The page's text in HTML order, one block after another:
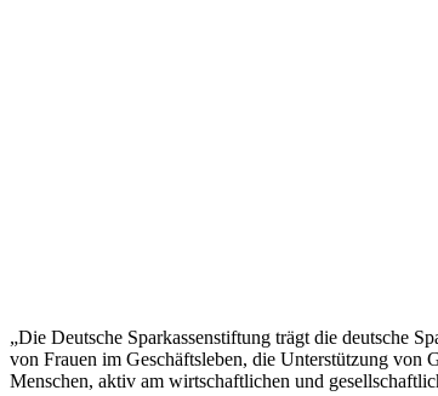
„Die Deutsche Sparkassenstiftung trägt die deutsche
von Frauen im Geschäftsleben, die Unterstützung von
Menschen, aktiv am wirtschaftlichen und